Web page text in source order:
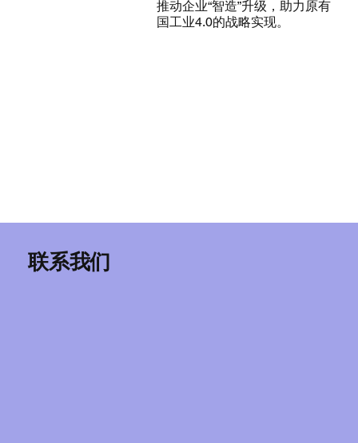
推动企业“智造”升级，助力原有
国工业4.0的战略实现。
联系我们